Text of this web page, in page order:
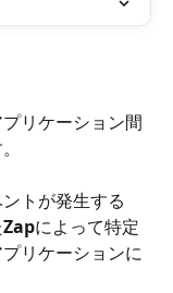
リケーション間
トが発生する
Zapによって特定
リケーションに